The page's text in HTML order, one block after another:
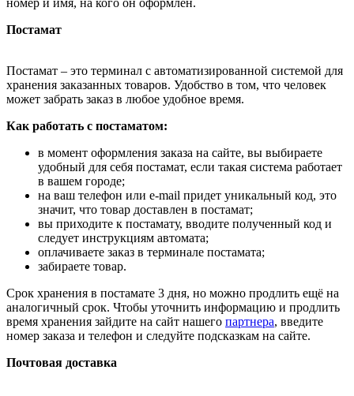
номер и имя, на кого он оформлен.
Постамат
Постамат – это терминал с автоматизированной системой для
хранения заказанных товаров. Удобство в том, что человек
может забрать заказ в любое удобное время.
Как работать с постаматом:
в момент оформления заказа на сайте, вы выбираете
удобный для себя постамат, если такая система работает
в вашем городе;
на ваш телефон или e-mail придет уникальный код, это
значит, что товар доставлен в постамат;
вы приходите к постамату, вводите полученный код и
следует инструкциям автомата;
оплачиваете заказ в терминале постамата;
забираете товар.
Срок хранения в постамате 3 дня, но можно продлить ещё на
аналогичный срок. Чтобы уточнить информацию и продлить
время хранения зайдите на сайт нашего партнера, введите
номер заказа и телефон и следуйте подсказкам на сайте.
Почтовая доставка